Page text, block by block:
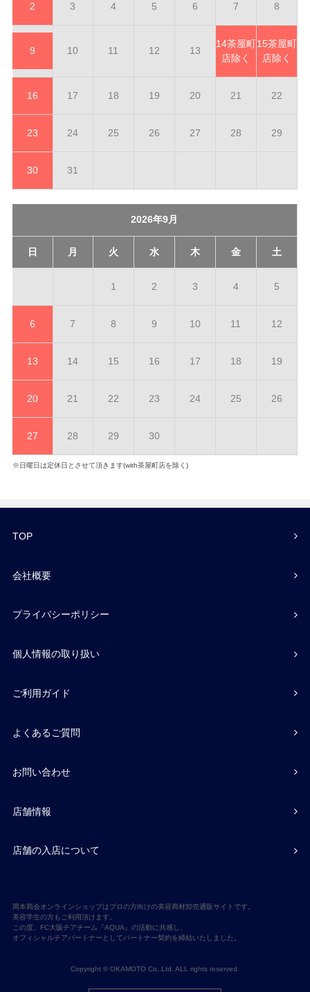
2 3 4 5 6 7 8
9 10 11 12 13
14茶屋町
店除く
15茶屋町
店除く
16 17 18 19 20 21 22
23 24 25 26 27 28 29
30 31
2026年9月
日 月 火 水 木 金 土
1 2 3 4 5
6 7 8 9 10 11 12
13 14 15 16 17 18 19
20 21 22 23 24 25 26
27 28 29 30
※日曜日は定休日とさせて頂きます(with茶屋町店を除く)
TOP
会社概要
プライバシーポリシー
個人情報の取り扱い
ご利用ガイド
よくあるご質問
お問い合わせ
店舗情報
店舗の入店について
岡本商会オンラインショップはプロの方向けの美容商材卸売通販サイトです。
美容学生の方もご利用頂けます。
この度、FC大阪チアチーム『AQUA』の活動に共感し、
オフィシャルチアパートナーとしてパートナー契約を締結いたしました。
Copyright © OKAMOTO Co,.Ltd. ALL rights reserved.